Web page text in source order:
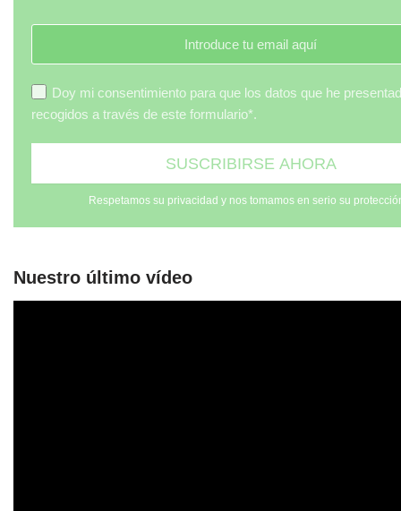
Doy mi consentimiento para que los datos que he
recogidos a través de este formulario*.
Respetamos su privacidad y nos tomamos en serio su
Nuestro último vídeo